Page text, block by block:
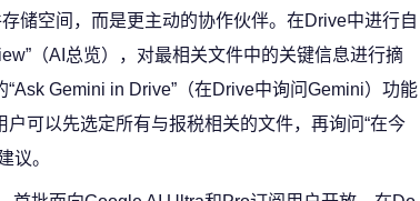
储空间，而是更主动的协作伙伴。在Drive中进行自
（AI总览），对最相关文件中的关键信息进行摘
Gemini in Drive”（在Drive中询问Gemini）功能
可以先选定所有与报税相关的文件，再询问“在今
议。